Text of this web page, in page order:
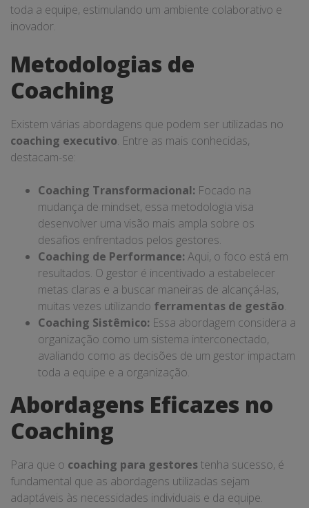
toda a equipe, estimulando um ambiente colaborativo e
inovador.
Metodologias de
Coaching
Existem várias abordagens que podem ser utilizadas no
coaching executivo. Entre as mais conhecidas,
destacam-se:
Coaching Transformacional: Focado na
mudança de mindset, essa metodologia visa
desenvolver uma visão mais ampla sobre os
desafios enfrentados pelos gestores.
Coaching de Performance: Aqui, o foco está em
resultados. O gestor é incentivado a estabelecer
metas claras e a buscar maneiras de alcançá-las,
muitas vezes utilizando ferramentas de gestão.
Coaching Sistêmico: Essa abordagem considera a
organização como um sistema interconectado,
avaliando como as decisões de um gestor impactam
toda a equipe e a organização.
Abordagens Eficazes no
Coaching
Para que o coaching para gestorestenha sucesso, é
fundamental que as abordagens utilizadas sejam
adaptáveis às necessidades individuais e da equipe.